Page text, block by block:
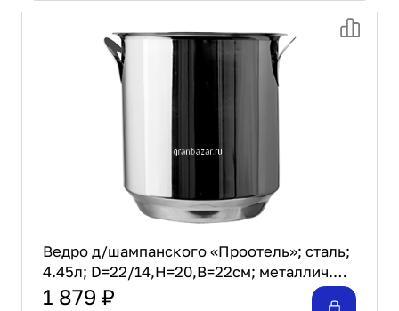
Ведро д/шампанского «Проотель»; сталь;
4.45л; D=22/14,H=20,B=22см; металлич.
ProHotel WB50
1 879 ₽